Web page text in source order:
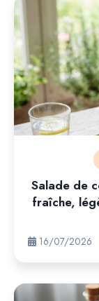
Salade de
fraîche,
16/07/2026